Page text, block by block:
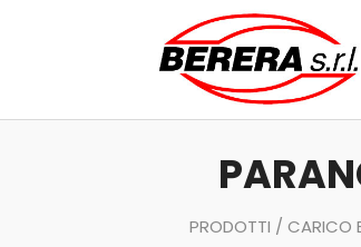
PRODOTTI / CARICO